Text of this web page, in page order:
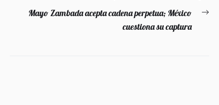
entradas
Mayo Zambada acepta cadena perpetua; México
cuestiona su captura